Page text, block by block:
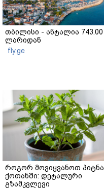
თბილისი - ანტალია 743.00
ლარიდან
fly.ge
როგორ მოვიყვანოთ პიტნა
ქოთანში: დეტალური
გზამკვლევი